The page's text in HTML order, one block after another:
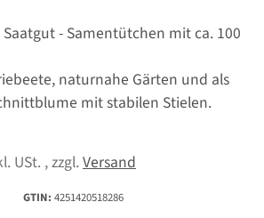
Saatgut - Samentütchen mit ca. 100
naturnahe Gärten und als
mit stabilen Stielen.
USt. , zzgl. Versand
GTIN: 4251420518286